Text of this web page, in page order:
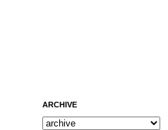
ARCHIVE